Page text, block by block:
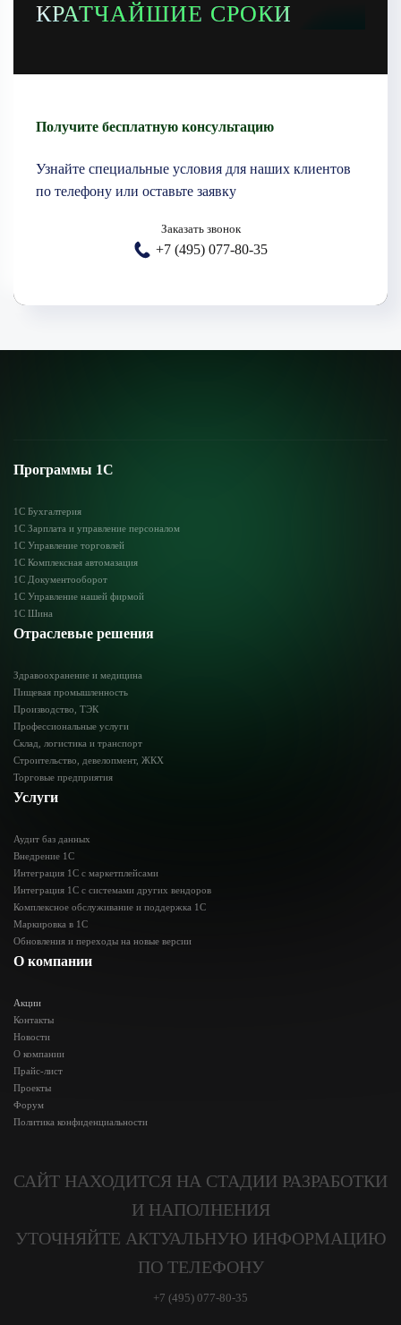
КРАТЧАЙШИЕ СРОКИ
Получите бесплатную консультацию
Узнайте специальные условия для наших клиентов
по телефону или оставьте заявку
Заказать звонок
+7 (495) 077-80-35
Программы 1С
1С Бухгалтерия
1С Зарплата и управление персоналом
1С Управление торговлей
1С Комплексная автомазация
1С Документооборот
1С Управление нашей фирмой
1С Шина
Отраслевые решения
Здравоохранение и медицина
Пищевая промышленность
Производство, ТЭК
Профессиональные услуги
Склад, логистика и транспорт
Строительство, девелопмент, ЖКХ
Торговые предприятия
Услуги
Аудит баз данных
Внедрение 1С
Интеграция 1C с маркетплейсами
Интеграция 1С с системами других вендоров
Комплексное обслуживание и поддержка 1С
Маркировка в 1С
Обновления и переходы на новые версии
О компании
Акции
Контакты
Новости
О компании
Прайс-лист
Проекты
Форум
Политика конфиденциальности
САЙТ НАХОДИТСЯ НА СТАДИИ РАЗРАБОТКИ
И НАПОЛНЕНИЯ
УТОЧНЯЙТЕ АКТУАЛЬНУЮ ИНФОРМАЦИЮ
ПО ТЕЛЕФОНУ
+7 (495) 077-80-35